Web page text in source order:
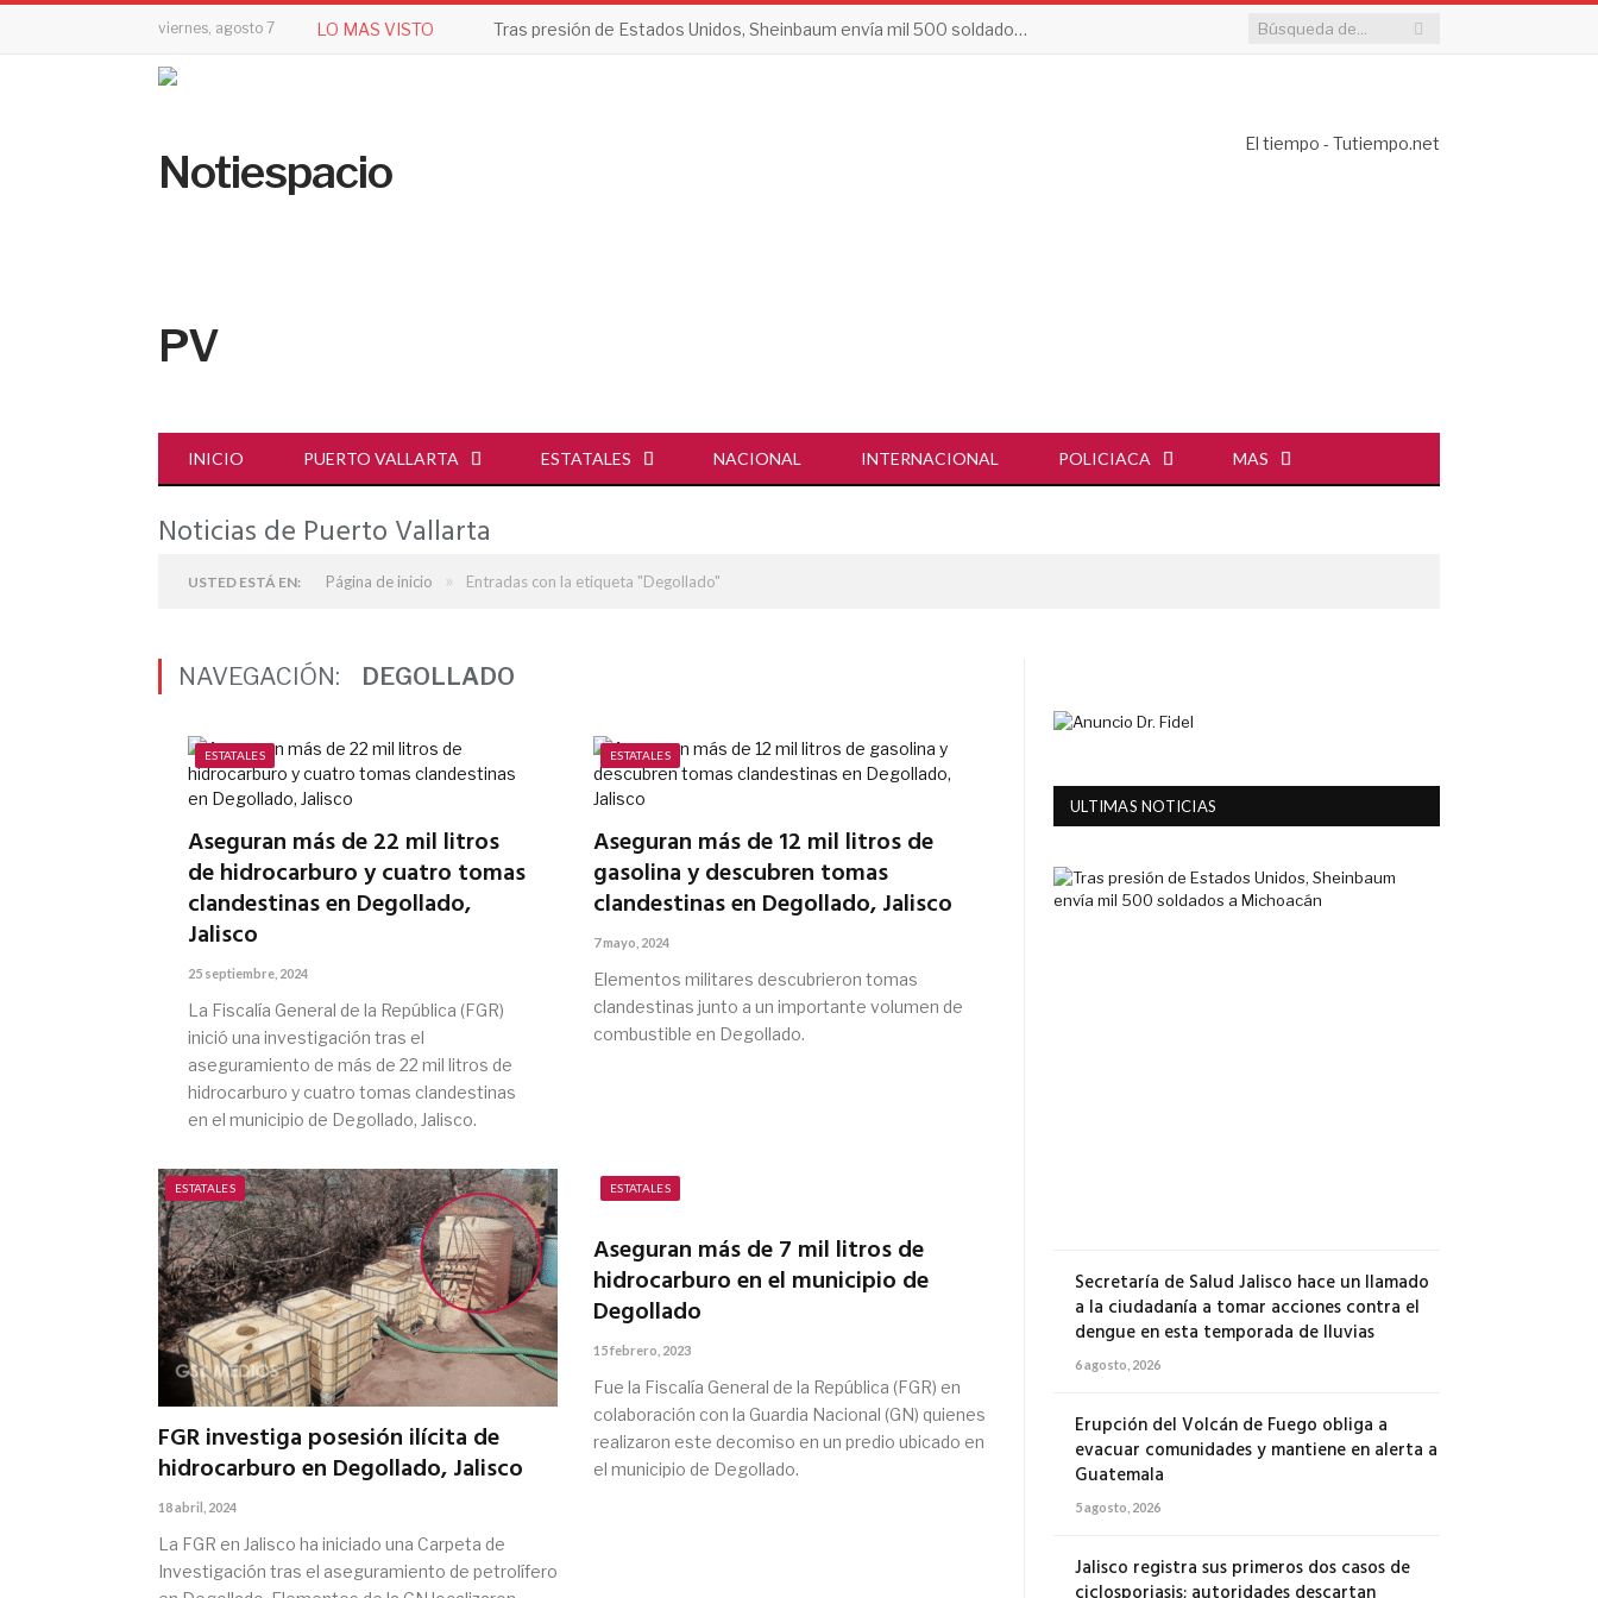
viernes, agosto 7 LO MAS VISTO Tras presión de Estados Unidos, Sheinbaum envía mil 500 soldados a Michoacán
El tiempo - Tutiempo.net
INICIO PUERTO VALLARTA ESTATALES NACIONAL INTERNACIONAL POLICIACA MAS
Noticias de Puerto Vallarta
USTED ESTÁ EN: Página de inicio » Entradas con la etiqueta "Degollado"
NAVEGACIÓN: DEGOLLADO
ESTATALES
Aseguran más de 22 mil litros
de hidrocarburo y cuatro tomas
clandestinas en Degollado,
Jalisco
25 septiembre, 2024
La Fiscalía General de la República (FGR)
inició una investigación tras el
aseguramiento de más de 22 mil litros de
hidrocarburo y cuatro tomas clandestinas
en el municipio de Degollado, Jalisco.
ESTATALES
Aseguran más de 12 mil litros de
gasolina y descubren tomas
clandestinas en Degollado, Jalisco
7 mayo, 2024
Elementos militares descubrieron tomas
clandestinas junto a un importante volumen de
combustible en Degollado.
ESTATALES
FGR investiga posesión ilícita de
hidrocarburo en Degollado, Jalisco
18 abril, 2024
La FGR en Jalisco ha iniciado una Carpeta de
Investigación tras el aseguramiento de petrolífero
ESTATALES
Aseguran más de 7 mil litros de
hidrocarburo en el municipio de
Degollado
15 febrero, 2023
Fue la Fiscalía General de la República (FGR) en
colaboración con la Guardia Nacional (GN) quienes
realizaron este decomiso en un predio ubicado en
el municipio de Degollado.
ULTIMAS NOTICIAS
Secretaría de Salud Jalisco hace un llamado
a la ciudadanía a tomar acciones contra el
dengue en esta temporada de lluvias
6 agosto, 2026
Erupción del Volcán de Fuego obliga a
evacuar comunidades y mantiene en alerta a
Guatemala
5 agosto, 2026
Jalisco registra sus primeros dos casos de